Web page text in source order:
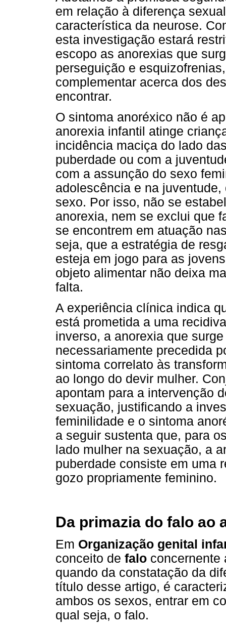
em relação à diferença
característica da neurose.
esta investigação estará
escopo as anorexias que
perseguição e
complementar acerca dos
encontrar.
O sintoma anoréxico não é
anorexia infantil atinge
incidência maciça do lado
puberdade ou com a
com a assunção do sexo
adolescência e na
sexo. Por isso, não se
anorexia, nem se exclui que
se encontrem em atuação
seja, que a estratégia de
esteja em jogo para as
objeto alimentar não deixa
falta.
A experiência clínica indica
está prometida a uma
inverso, a anorexia que
necessariamente precedida
sintoma correlato às
ao longo do devir mulher.
apontam para a intervenção
sexuação, justificando a
feminilidade e o sintoma
a seguir sustenta que, para
lado mulher na sexuação, a
puberdade consiste em uma
gozo propriamente feminino.
Da primazia do falo ao
Em Organização genital
conceito de falo concernente
quando da constatação da
título desse artigo, é
ambos os sexos, entrar em
qual seja, o falo.